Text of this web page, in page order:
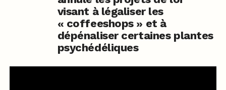
visant à légaliser les
« coffeeshops » et à
dépénaliser certaines plantes
psychédéliques